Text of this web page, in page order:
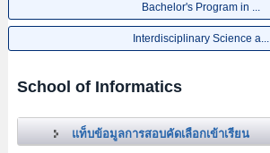
Bachelor's Program in ...
Interdisciplinary Science a...
School of Informatics
แท็บข้อมูลการสอบคัดเลือกเข้าเรียน